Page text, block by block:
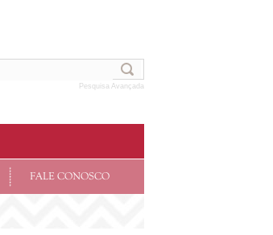
Pesquisa Avançada
FALE CONOSCO